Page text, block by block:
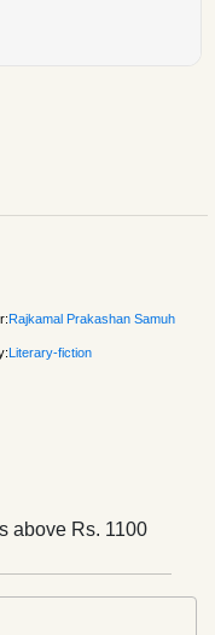
Rajkamal Prakashan Samuh
Literary-fiction
above Rs. 1100